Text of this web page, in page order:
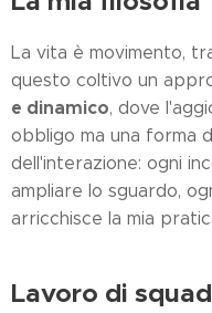
La vita è movimento,
questo coltivo un
e dinamico, dove
obbligo ma una forma
dell'interazione: ogni
ampliare lo sguardo,
arricchisce la mia
Lavoro di